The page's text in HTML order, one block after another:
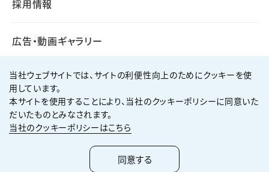
採用情報
広告・動画ギャラリー
個人情報保護方針
サイト利用規約
サイトマップ
2026KUMAGAI GUMI CO.,LTD All Rights Reserved.
当社ウェブサイトでは、サイトの利便性向上のためにクッキーを使
用しています。
本サイトを使用することにより、当社のクッキーポリシーに同意いた
だいたものとみなされます。
当社のクッキーポリシーはこちら
同意する